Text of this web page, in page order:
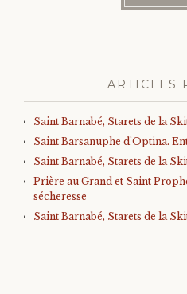
ARTICLES
Saint Barnabé, Starets de la
Saint Barsanuphe d’Optina.
Saint Barnabé, Starets de la
Prière au Grand et Saint
sécheresse
Saint Barnabé, Starets de la